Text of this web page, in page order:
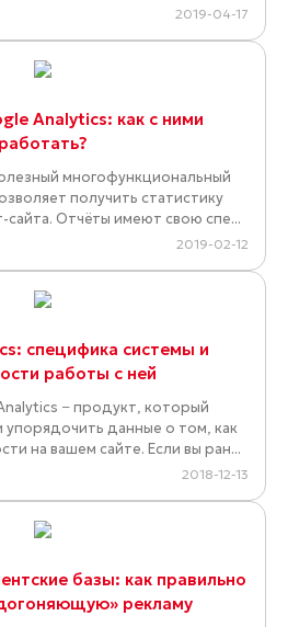
2019-04-17
Analytics: как с ними
работать?
многофункциональный
получить статистику
Отчёты имеют свою спе...
2019-02-12
специфика системы и
работы с ней
− продукт, который
упорядочить данные о том, как
на вашем сайте. Если вы ран...
2018-12-13
базы: как правильно
рекламу